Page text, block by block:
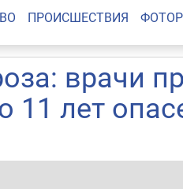
ПРОИСШЕСТВИЯ
врачи
11 лет